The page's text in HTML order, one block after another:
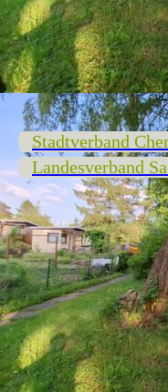
Stadtverband
Landesverband